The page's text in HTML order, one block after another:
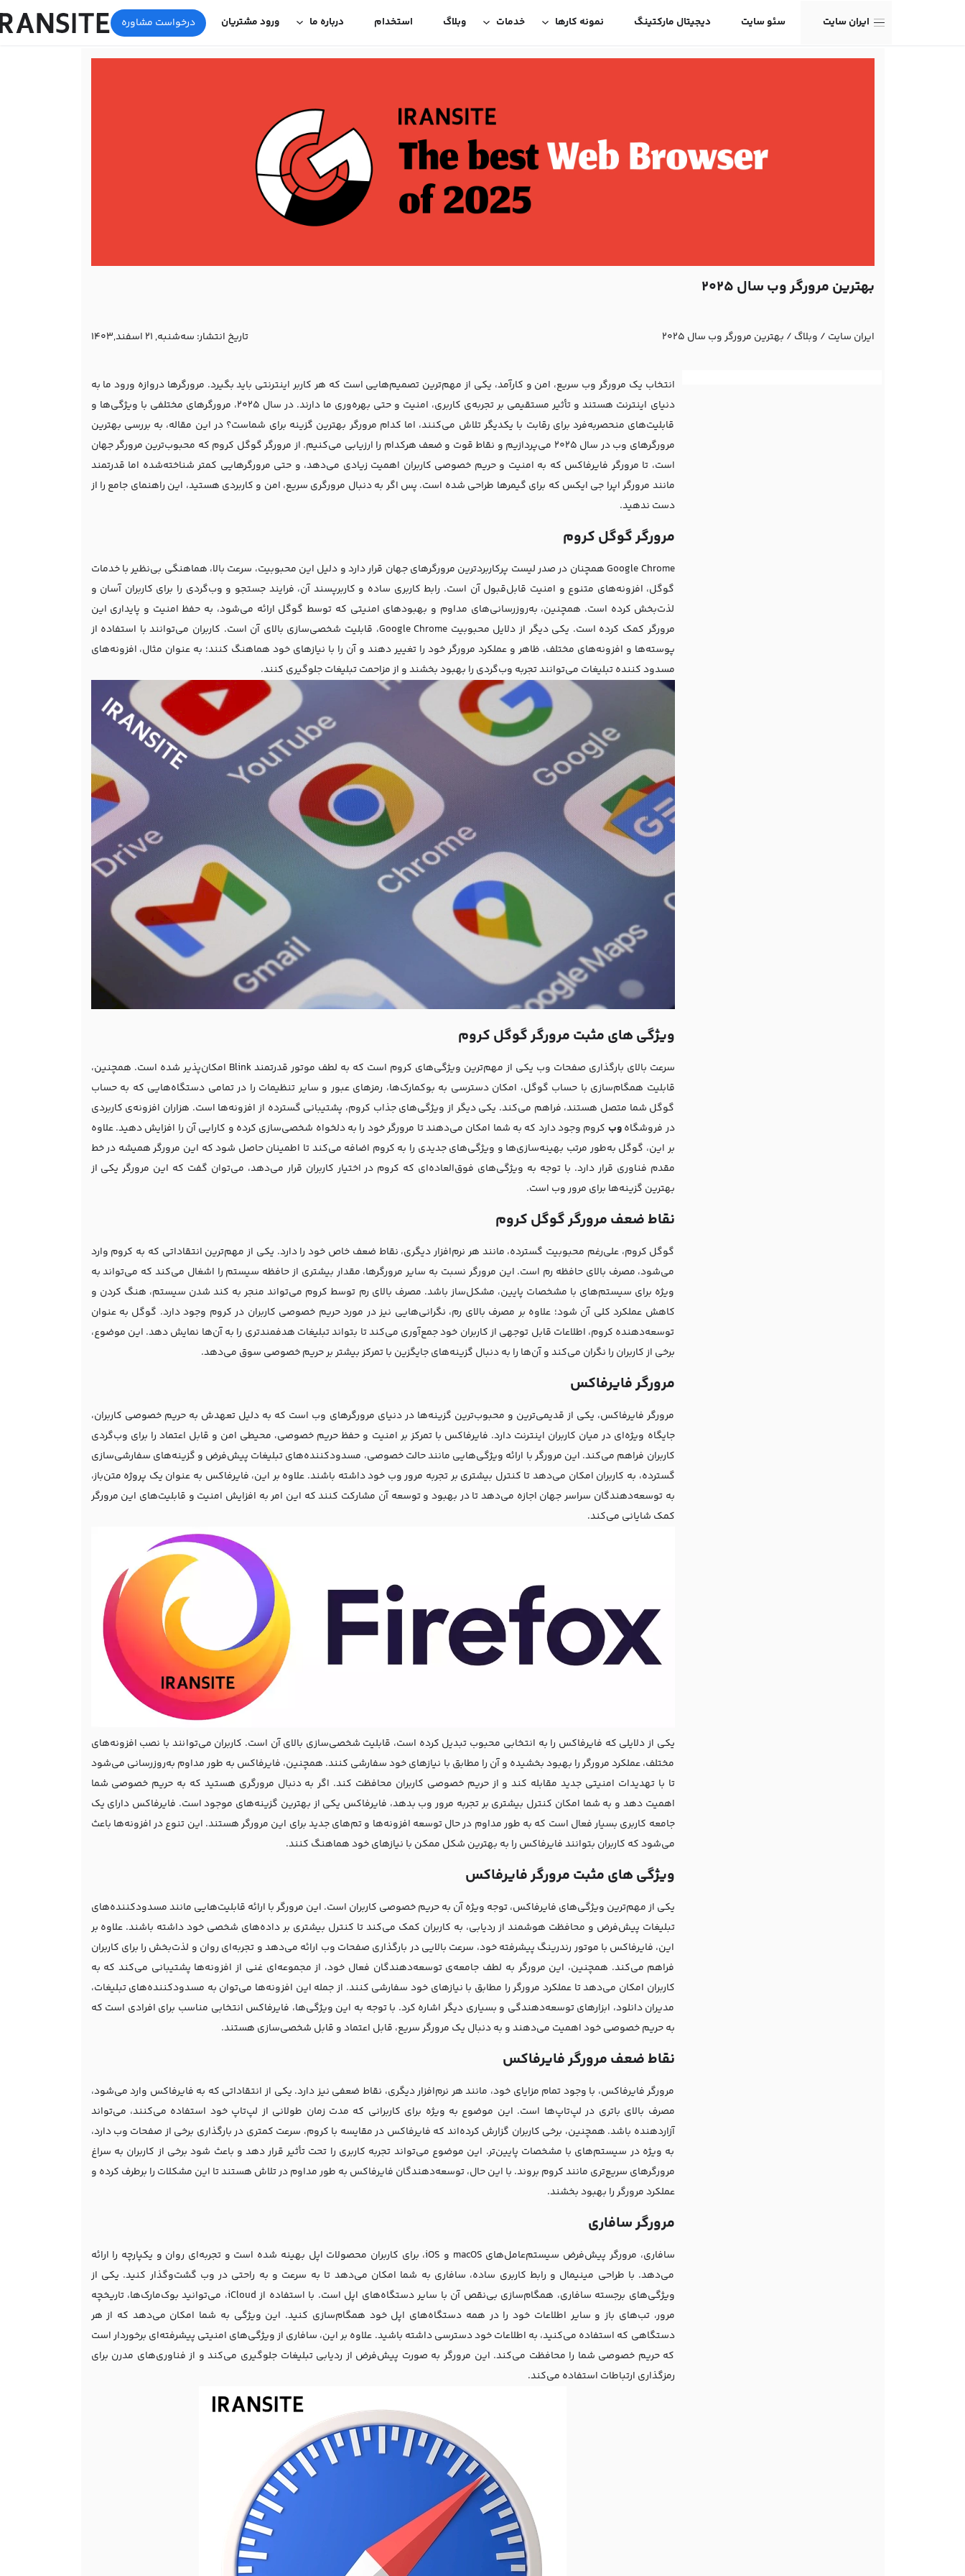
ایران سایت سئو سایت دیجیتال مارکتینگ نمونه کارها خدمات وبلاگ استخدام درباره ما ورود مشتریان درخواست مشاوره
بهترین مرورگر وب سال 2025
ایران سایت / وبلاگ / بهترین مرورگر وب سال 2025 تاریخ انتشار: ﺳﻪشنبه, 21 اسفند,1403
انتخاب یک مرورگر وب سریع، امن و کارآمد، یکی از مهم‌ترین تصمیم‌هایی است که هر کاربر اینترنتی باید بگیرد. مرورگرها دروازه‌ ورود ما به
دنیای اینترنت هستند و تأثیر مستقیمی بر تجربه‌ی کاربری، امنیت و حتی بهره‌وری ما دارند. در سال 2025، مرورگرهای مختلفی با ویژگی‌ها و
قابلیت‌های منحصربه‌فرد برای رقابت با یکدیگر تلاش می‌کنند، اما کدام مرورگر بهترین گزینه برای شماست؟ در این مقاله، به بررسی بهترین
مرورگرهای وب در سال 2025 می‌پردازیم و نقاط قوت و ضعف هرکدام را ارزیابی می‌کنیم. از مرورگر گوگل کروم که محبوب‌ترین مرورگر جهان
است، تا مرورگر فایرفاکس که به امنیت و حریم خصوصی کاربران اهمیت زیادی می‌دهد، و حتی مرورگرهایی کمتر شناخته‌شده اما قدرتمند
مانند مرورگر اپرا جی ایکس که برای گیمرها طراحی شده است. پس اگر به دنبال مرورگری سریع، امن و کاربردی هستید، این راهنمای جامع را از
دست ندهید.
مرورگر گوگل کروم
Google Chrome همچنان در صدر لیست پرکاربردترین مرورگرهای جهان قرار دارد و دلیل این محبوبیت، سرعت بالا، هماهنگی بی‌نظیر با خدمات
گوگل، افزونه‌های متنوع و امنیت قابل‌قبول آن است. رابط کاربری ساده و کاربرپسند آن، فرایند جستجو و وب‌گردی را برای کاربران آسان و
لذت‌بخش کرده است. همچنین، به‌روزرسانی‌های مداوم و بهبودهای امنیتی که توسط گوگل ارائه می‌شود، به حفظ امنیت و پایداری این
مرورگر کمک کرده است. یکی دیگر از دلایل محبوبیت Google Chrome، قابلیت شخصی‌سازی بالای آن است. کاربران می‌توانند با استفاده از
پوسته‌ها و افزونه‌های مختلف، ظاهر و عملکرد مرورگر خود را تغییر دهند و آن را با نیازهای خود هماهنگ کنند؛ به عنوان مثال، افزونه‌های
مسدود کننده تبلیغات می‌توانند تجربه وب‌گردی را بهبود بخشند و از مزاحمت تبلیغات جلوگیری کنند.
ویژگی‌ های مثبت مرورگر گوگل کروم
سرعت بالای بارگذاری صفحات وب یکی از مهم‌ترین ویژگی‌های کروم است که به لطف موتور قدرتمند Blink امکان‌پذیر شده است. همچنین،
قابلیت همگام‌سازی با حساب گوگل، امکان دسترسی به بوکمارک‌ها، رمزهای عبور و سایر تنظیمات را در تمامی دستگاه‌هایی که به حساب
گوگل شما متصل هستند، فراهم می‌کند. یکی دیگر از ویژگی‌های جذاب کروم، پشتیبانی گسترده از افزونه‌ها است. هزاران افزونه‌ی کاربردی
در فروشگاهوب کروم وجود دارد که به شما امکان می‌دهند تا مرورگر خود را به دلخواه شخصی‌سازی کرده و کارایی آن را افزایش دهید. علاوه
بر این، گوگل به‌طور مرتب بهینه‌سازی‌ها و ویژگی‌های جدیدی را به کروم اضافه می‌کند تا اطمینان حاصل شود که این مرورگر همیشه در خط
مقدم فناوری قرار دارد. با توجه به ویژگی‌های فوق‌العاده‌ای که کروم در اختیار کاربران قرار می‌دهد، می‌توان گفت که این مرورگر یکی از
بهترین گزینه‌ها برای مرور وب است.
نقاط ضعف مرورگر گوگل کروم
گوگل کروم، علی‌رغم محبوبیت گسترده، مانند هر نرم‌افزار دیگری، نقاط ضعف خاص خود را دارد. یکی از مهم‌ترین انتقاداتی که به کروم وارد
می‌شود، مصرف بالای حافظه رم است. این مرورگر نسبت به سایر مرورگرها، مقدار بیشتری از حافظه سیستم را اشغال می‌کند که می‌تواند به
ویژه برای سیستم‌های با مشخصات پایین، مشکل‌ساز باشد. مصرف بالای رم توسط کروم می‌تواند منجر به کند شدن سیستم، هنگ کردن و
کاهش عملکرد کلی آن شود؛ علاوه بر مصرف بالای رم، نگرانی‌هایی نیز در مورد حریم خصوصی کاربران در کروم وجود دارد. گوگل به عنوان
توسعه‌دهنده کروم، اطلاعات قابل توجهی از کاربران خود جمع‌آوری می‌کند تا بتواند تبلیغات هدفمندتری را به آن‌ها نمایش دهد. این موضوع،
برخی از کاربران را نگران می‌کند و آن‌ها را به دنبال گزینه‌های جایگزین با تمرکز بیشتر بر حریم خصوصی سوق می‌دهد.
مرورگر فایرفاکس
مرورگر فایرفاکس، یکی از قدیمی‌ترین و محبوب‌ترین گزینه‌ها در دنیای مرورگرهای وب است که به دلیل تعهدش به حریم خصوصی کاربران،
جایگاه ویژه‌ای در میان کاربران اینترنت دارد. فایرفاکس با تمرکز بر امنیت و حفظ حریم خصوصی، محیطی امن و قابل اعتماد را برای وب‌گردی
کاربران فراهم می‌کند. این مرورگر با ارائه ویژگی‌هایی مانند حالت خصوصی، مسدودکننده‌های تبلیغات پیش‌فرض و گزینه‌های سفارشی‌سازی
گسترده، به کاربران امکان می‌دهد تا کنترل بیشتری بر تجربه مرور وب خود داشته باشند. علاوه بر این، فایرفاکس به عنوان یک پروژه متن‌باز،
به توسعه‌دهندگان سراسر جهان اجازه می‌دهد تا در بهبود و توسعه آن مشارکت کنند که این امر به افزایش امنیت و قابلیت‌های این مرورگر
کمک شایانی می‌کند.
یکی از دلایلی که فایرفاکس را به انتخابی محبوب تبدیل کرده است، قابلیت شخصی‌سازی بالای آن است. کاربران می‌توانند با نصب افزونه‌های
مختلف، عملکرد مرورگر را بهبود بخشیده و آن را مطابق با نیازهای خود سفارشی کنند. همچنین، فایرفاکس به طور مداوم به‌روزرسانی می‌شود
تا با تهدیدات امنیتی جدید مقابله کند و از حریم خصوصی کاربران محافظت کند. اگر به دنبال مرورگری هستید که به حریم خصوصی شما
اهمیت دهد و به شما امکان کنترل بیشتری بر تجربه مرور وب بدهد، فایرفاکس یکی از بهترین گزینه‌های موجود است. فایرفاکس دارای یک
جامعه کاربری بسیار فعال است که به طور مداوم در حال توسعه افزونه‌ها و تم‌های جدید برای این مرورگر هستند. این تنوع در افزونه‌ها باعث
می‌شود که کاربران بتوانند فایرفاکس را به بهترین شکل ممکن با نیازهای خود هماهنگ کنند.
ویژگی‌ های مثبت مرورگر فایرفاکس
یکی از مهم‌ترین ویژگی‌های فایرفاکس، توجه ویژه آن به حریم خصوصی کاربران است. این مرورگر با ارائه قابلیت‌هایی مانند مسدودکننده‌های
تبلیغات پیش‌فرض و محافظت هوشمند از ردیابی، به کاربران کمک می‌کند تا کنترل بیشتری بر داده‌های شخصی خود داشته باشند. علاوه بر
این، فایرفاکس با موتور رندرینگ پیشرفته خود، سرعت بالایی در بارگذاری صفحات وب ارائه می‌دهد و تجربه‌ای روان و لذت‌بخش را برای کاربران
فراهم می‌کند. همچنین، این مرورگر به لطف جامعه‌ی توسعه‌دهندگان فعال خود، از مجموعه‌ای غنی از افزونه‌ها پشتیبانی می‌کند که به
کاربران امکان می‌دهد تا عملکرد مرورگر را مطابق با نیازهای خود سفارشی کنند. از جمله این افزونه‌ها می‌توان به مسدودکننده‌های تبلیغات،
مدیران دانلود، ابزارهای توسعه‌دهندگی و بسیاری دیگر اشاره کرد. با توجه به این ویژگی‌ها، فایرفاکس انتخابی مناسب برای افرادی است که
به حریم خصوصی خود اهمیت می‌دهند و به دنبال یک مرورگر سریع، قابل اعتماد و قابل شخصی‌سازی هستند.
نقاط ضعف مرورگر فایرفاکس
مرورگر فایرفاکس، با وجود تمام مزایای خود، مانند هر نرم‌افزار دیگری، نقاط ضعفی نیز دارد. یکی از انتقاداتی که به فایرفاکس وارد می‌شود،
مصرف بالای باتری در لپ‌تاپ‌ها است. این موضوع به ویژه برای کاربرانی که مدت زمان طولانی از لپ‌تاپ خود استفاده می‌کنند، می‌تواند
آزاردهنده باشد. همچنین، برخی کاربران گزارش کرده‌اند که فایرفاکس در مقایسه با کروم، سرعت کمتری در بارگذاری برخی از صفحات وب دارد،
به ویژه در سیستم‌های با مشخصات پایین‌تر. این موضوع می‌تواند تجربه کاربری را تحت تأثیر قرار دهد و باعث شود برخی از کاربران به سراغ
مرورگرهای سریع‌تری مانند کروم بروند. با این حال، توسعه‌دهندگان فایرفاکس به طور مداوم در تلاش هستند تا این مشکلات را برطرف کرده و
عملکرد مرورگر را بهبود بخشند.
مرورگر سافاری
سافاری، مرورگر پیش‌فرض سیستم‌عامل‌های macOS و iOS، برای کاربران محصولات اپل بهینه شده است و تجربه‌ای روان و یکپارچه را ارائه
می‌دهد. با طراحی مینیمال و رابط کاربری ساده، سافاری به شما امکان می‌دهد تا به سرعت و به راحتی در وب گشت‌وگذار کنید. یکی از
ویژگی‌های برجسته سافاری، همگام‌سازی بی‌نقص آن با سایر دستگاه‌های اپل است. با استفاده از iCloud، می‌توانید بوک‌مارک‌ها، تاریخچه
مرور، تب‌های باز و سایر اطلاعات خود را در همه دستگاه‌های اپل خود همگام‌سازی کنید. این ویژگی به شما امکان می‌دهد که از هر
دستگاهی که استفاده می‌کنید، به اطلاعات خود دسترسی داشته باشید. علاوه بر این، سافاری از ویژگی‌های امنیتی پیشرفته‌ای برخوردار است
که حریم خصوصی شما را محافظت می‌کند. این مرورگر به صورت پیش‌فرض از ردیابی تبلیغات جلوگیری می‌کند و از فناوری‌های مدرن برای
رمزگذاری ارتباطات استفاده می‌کند.